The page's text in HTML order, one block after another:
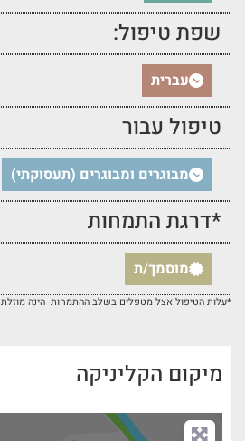
שפת טיפול:
עברית
טיפול עבור
מבוגרים ומבוגרים (תעסוקתי)
*דרגת התמחות
מוסמך/ת
*עלות הטיפול אצל מטפלים בשלב ההתמחות- הינה מוזלת
מיקום הקליניקה